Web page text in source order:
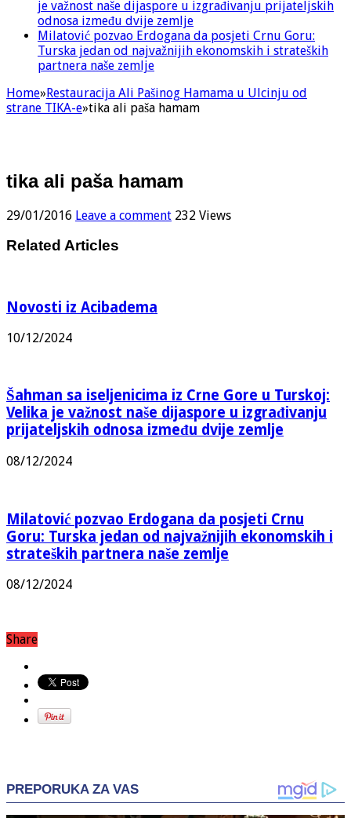
je važnost naše dijaspore u izgrađivanju prijateljskih
odnosa između dvije zemlje
Milatović pozvao Erdogana da posjeti Crnu Goru:
Turska jedan od najvažnijih ekonomskih i strateških
partnera naše zemlje
Home»Restauracija Ali Pašinog Hamama u Ulcinju od
strane TIKA-e»tika ali paša hamam
tika ali paša hamam
29/01/2016 Leave a comment 232 Views
Related Articles
Novosti iz Acibadema
10/12/2024
Šahman sa iseljenicima iz Crne Gore u Turskoj:
Velika je važnost naše dijaspore u izgrađivanju
prijateljskih odnosa između dvije zemlje
08/12/2024
Milatović pozvao Erdogana da posjeti Crnu
Goru: Turska jedan od najvažnijih ekonomskih i
strateških partnera naše zemlje
08/12/2024
Share